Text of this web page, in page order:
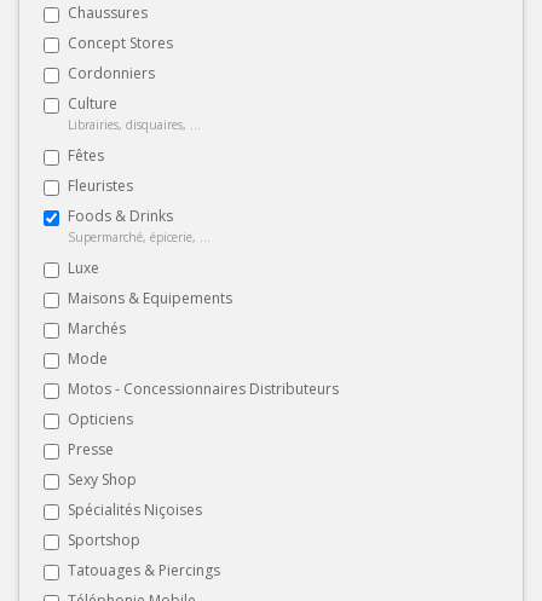
Chaussures
Concept Stores
Cordonniers
Culture
Librairies, disquaires, ...
Fêtes
Fleuristes
Foods & Drinks
Supermarché, épicerie, ...
Luxe
Maisons & Equipements
Marchés
Mode
Motos - Concessionnaires Distributeurs
Opticiens
Presse
Sexy Shop
Spécialités Niçoises
Sportshop
Tatouages & Piercings